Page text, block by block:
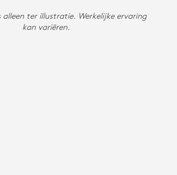
alleen ter illustratie. Werkelijke ervaring
kan variëren.